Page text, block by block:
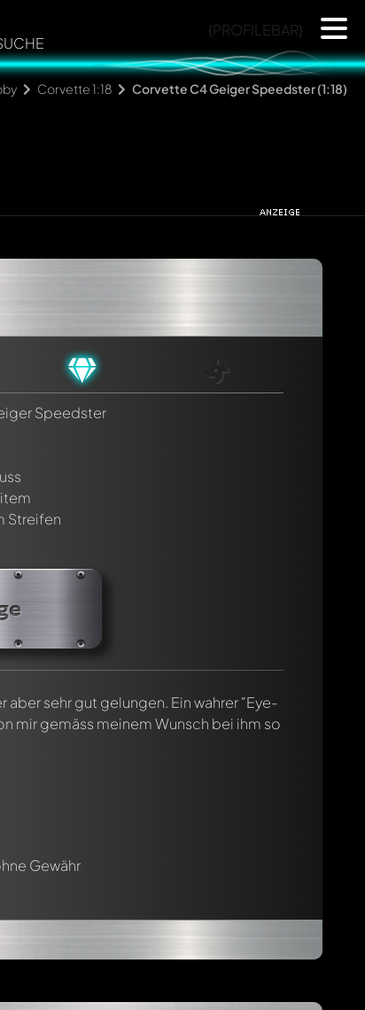
{PROFILEBAR}
Corvette 1:18 Corvette C4 Geiger Speedster (1:18)
Speedster
Streifen
sehr gut gelungen. Ein wahrer "Eye-
mir gemäss meinem Wunsch bei ihm so
Gewähr